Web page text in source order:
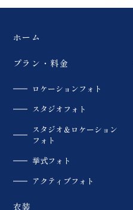
ホーム
プラン・料金
ロケーションフォト
スタジオフォト
スタジオ＆ロケーション
フォト
挙式フォト
アクティブフォト
衣装